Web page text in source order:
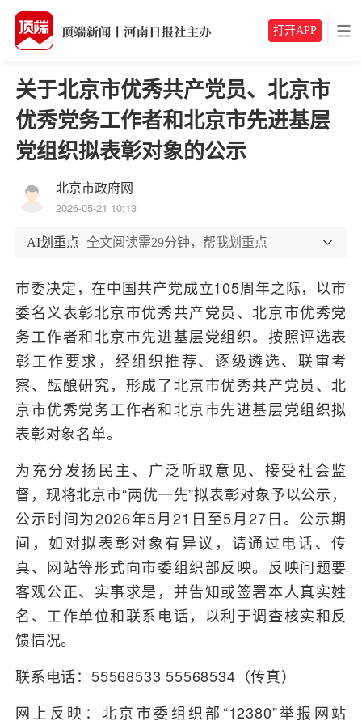
打开APP
关于北京市优秀共产党员、北京市
优秀党务工作者和北京市先进基层
党组织拟表彰对象的公示
北京市政府网
2026-05-21 10:13
AI划重点 全文阅读需29分钟，帮我划重点
市委决定，在中国共产党成立105周年之际，以市
委名义表彰北京市优秀共产党员、北京市优秀党
务工作者和北京市先进基层党组织。按照评选表
彰工作要求，经组织推荐、逐级遴选、联审考
察、酝酿研究，形成了北京市优秀共产党员、北
京市优秀党务工作者和北京市先进基层党组织拟
表彰对象名单。
为充分发扬民主、广泛听取意见、接受社会监
督，现将北京市“两优一先”拟表彰对象予以公示，
公示时间为2026年5月21日至5月27日。公示期
间，如对拟表彰对象有异议，请通过电话、传
真、网站等形式向市委组织部反映。反映问题要
客观公正、实事求是，并告知或签署本人真实姓
名、工作单位和联系电话，以利于调查核实和反
馈情况。
联系电话：55568533 55568534（传真）
网上反映：北京市委组织部“12380”举报网站